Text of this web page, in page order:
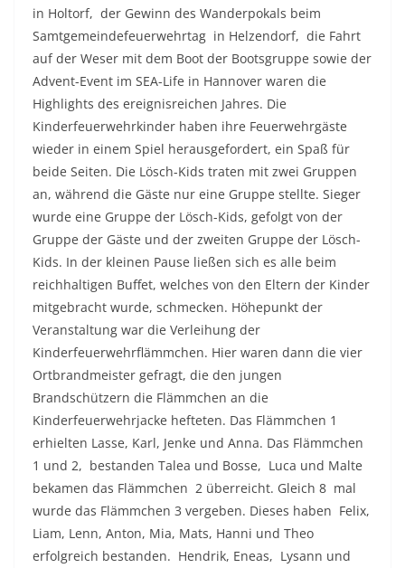
in Holtorf, der Gewinn des Wanderpokals beim
Samtgemeindefeuerwehrtag in Helzendorf, die Fahrt
auf der Weser mit dem Boot der Bootsgruppe sowie der
Advent-Event im SEA-Life in Hannover waren die
Highlights des ereignisreichen Jahres. Die
Kinderfeuerwehrkinder haben ihre Feuerwehrgäste
wieder in einem Spiel herausgefordert, ein Spaß für
beide Seiten. Die Lösch-Kids traten mit zwei Gruppen
an, während die Gäste nur eine Gruppe stellte. Sieger
wurde eine Gruppe der Lösch-Kids, gefolgt von der
Gruppe der Gäste und der zweiten Gruppe der Lösch-
Kids. In der kleinen Pause ließen sich es alle beim
reichhaltigen Buffet, welches von den Eltern der Kinder
mitgebracht wurde, schmecken. Höhepunkt der
Veranstaltung war die Verleihung der
Kinderfeuerwehrflämmchen. Hier waren dann die vier
Ortbrandmeister gefragt, die den jungen
Brandschützern die Flämmchen an die
Kinderfeuerwehrjacke hefteten. Das Flämmchen 1
erhielten Lasse, Karl, Jenke und Anna. Das Flämmchen
1 und 2, bestanden Talea und Bosse, Luca und Malte
bekamen das Flämmchen 2 überreicht. Gleich 8 mal
wurde das Flämmchen 3 vergeben. Dieses haben Felix,
Liam, Lenn, Anton, Mia, Mats, Hanni und Theo
erfolgreich bestanden. Hendrik, Eneas, Lysann und